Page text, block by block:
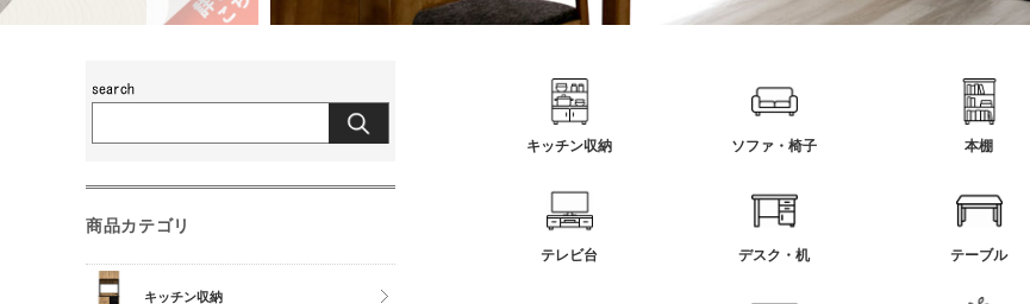
キッチン収納 ソファ・椅子 本棚
テレビ台 デスク・机 テーブル
商品カテゴリ
キッチン収納